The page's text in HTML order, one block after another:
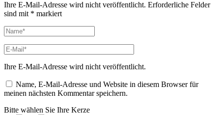
Ihre E-Mail-Adresse wird nicht veröffentlicht. Erforderliche Felder
sind mit * markiert
Ihre E-Mail-Adresse wird nicht veröffentlicht.
Name, E-Mail-Adresse und Website in diesem Browser für
meinen nächsten Kommentar speichern.
Bitte wählen Sie Ihre Kerze